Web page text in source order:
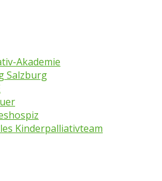
Akademie
Salzburg
Kinderpalliativteam